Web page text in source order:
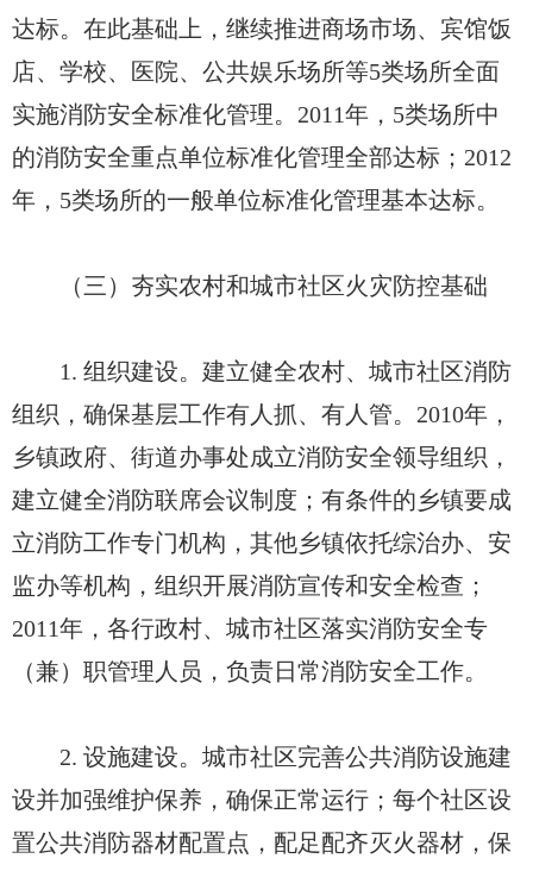
达标。在此基础上，继续推进商场市场、宾馆饭
店、学校、医院、公共娱乐场所等5类场所全面
实施消防安全标准化管理。2011年，5类场所中
的消防安全重点单位标准化管理全部达标；2012
年，5类场所的一般单位标准化管理基本达标。
（三）夯实农村和城市社区火灾防控基础
1. 组织建设。建立健全农村、城市社区消防
组织，确保基层工作有人抓、有人管。2010年，
乡镇政府、街道办事处成立消防安全领导组织，
建立健全消防联席会议制度；有条件的乡镇要成
立消防工作专门机构，其他乡镇依托综治办、安
监办等机构，组织开展消防宣传和安全检查；
2011年，各行政村、城市社区落实消防安全专
（兼）职管理人员，负责日常消防安全工作。
2. 设施建设。城市社区完善公共消防设施建
设并加强维护保养，确保正常运行；每个社区设
置公共消防器材配置点，配足配齐灭火器材，保